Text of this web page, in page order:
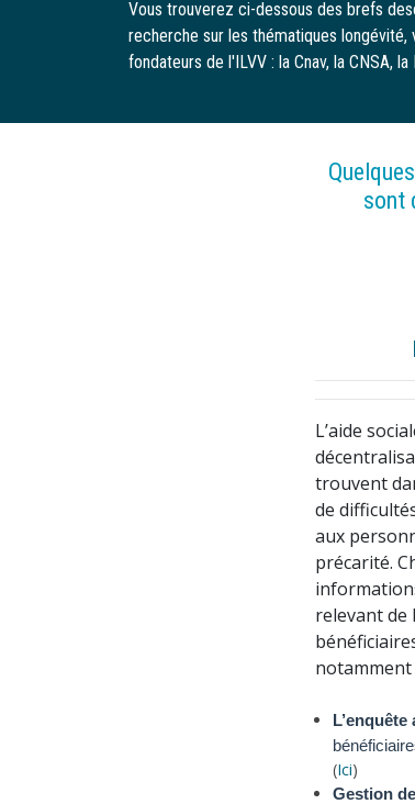
Vous trouverez ci-dessous des brefs
recherche sur les thématiques
fondateurs de l'ILVV : la Cnav, la CNSA, la
sont
L’aide
trouvent
de
aux
précarité.
relevant de
notamment
(Ici)
Gestion